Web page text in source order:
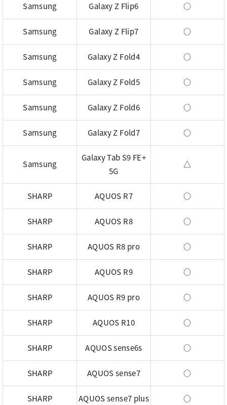
Samsung Galaxy Z Flip6 ○
Samsung Galaxy Z Flip7 ○
Samsung Galaxy Z Fold4 ○
Samsung Galaxy Z Fold5 ○
Samsung Galaxy Z Fold6 ○
Samsung Galaxy Z Fold7 ○
Samsung
Galaxy Tab S9 FE+
5G
△
SHARP AQUOS R7 ○
SHARP AQUOS R8 ○
SHARP AQUOS R8 pro ○
SHARP AQUOS R9 ○
SHARP AQUOS R9 pro ○
SHARP AQUOS R10 ○
SHARP AQUOS sense6s ○
SHARP AQUOS sense7 ○
SHARP AQUOS sense7 plus ○